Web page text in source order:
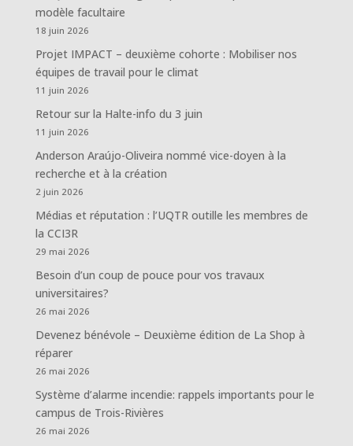
modèle facultaire
18 juin 2026
Projet IMPACT – deuxième cohorte : Mobiliser nos
équipes de travail pour le climat
11 juin 2026
Retour sur la Halte-info du 3 juin
11 juin 2026
Anderson Araújo-Oliveira nommé vice-doyen à la
recherche et à la création
2 juin 2026
Médias et réputation : l’UQTR outille les membres de
la CCI3R
29 mai 2026
Besoin d’un coup de pouce pour vos travaux
universitaires?
26 mai 2026
Devenez bénévole – Deuxième édition de La Shop à
réparer
26 mai 2026
Système d’alarme incendie: rappels importants pour le
campus de Trois-Rivières
26 mai 2026